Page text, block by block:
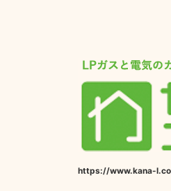
https://www.kana-